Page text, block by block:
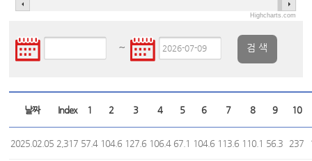
Highcharts.com
~ 검 색
날짜 Index 1 2 3 4 5 6 7 8 9 10
2025.02.05 2,317 57.4 104.6 127.6 106.4 67.1 104.6 113.6 110.1 56.3 237